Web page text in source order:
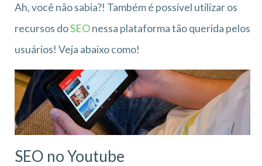
Ah, você não sabia?! Também é possível utilizar os
recursos doSEOnessa plataforma tão querida pelos
usuários! Veja abaixo como!
SEO no Youtube